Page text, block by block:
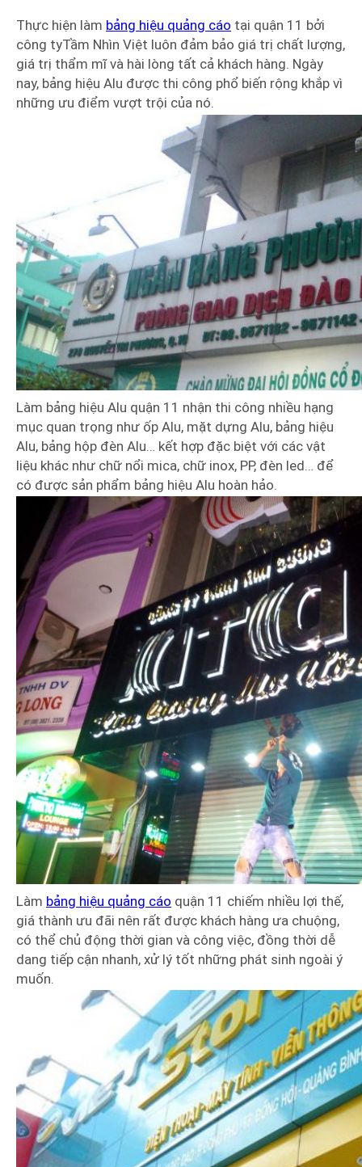
Thực hiện làm bảng hiệu quảng cáo tại quận 11 bởi
công tyTầm Nhìn Việt luôn đảm bảo giá trị chất lượng,
giá trị thẩm mĩ và hài lòng tất cả khách hàng. Ngày
nay, bảng hiệu Alu được thi công phổ biến rộng khắp vì
những ưu điểm vượt trội của nó.
Làm bảng hiệu Alu quận 11 nhận thi công nhiều hạng
mục quan trọng như ốp Alu, mặt dựng Alu, bảng hiệu
Alu, bảng hộp đèn Alu… kết hợp đặc biệt với các vật
liệu khác như chữ nổi mica, chữ inox, PP, đèn led… để
có được sản phẩm bảng hiệu Alu hoàn hảo.
Làm bảng hiệu quảng cáo quận 11 chiếm nhiều lợi thế,
giá thành ưu đãi nên rất được khách hàng ưa chuộng,
có thể chủ động thời gian và công việc, đồng thời dễ
dang tiếp cận nhanh, xử lý tốt những phát sinh ngoài ý
muốn.